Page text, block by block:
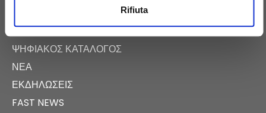
Rifiuta
E-COMMERCE
ΨΗΦΙΑΚΌΣ ΚΑΤΆΛΟΓΟΣ
ΝΈΑ
ΕΚΔΗΛΏΣΕΙΣ
FAST NEWS